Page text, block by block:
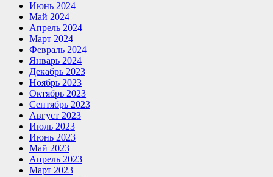
Июнь 2024
Май 2024
Апрель 2024
Март 2024
Февраль 2024
Январь 2024
Декабрь 2023
Ноябрь 2023
Октябрь 2023
Сентябрь 2023
Август 2023
Июль 2023
Июнь 2023
Май 2023
Апрель 2023
Март 2023